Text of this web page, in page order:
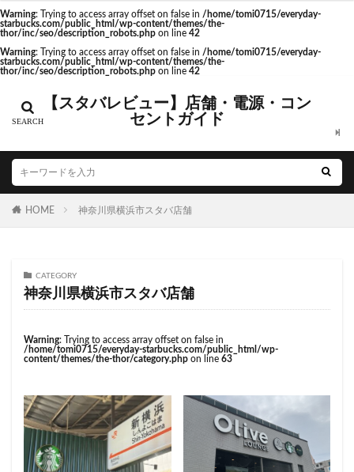
Warning: Trying to access array offset on false in /home/tomi0715/everyday-
starbucks.com/public_html/wp-content/themes/the-
thor/inc/seo/description_robots.php on line 42
Warning: Trying to access array offset on false in /home/tomi0715/everyday-
starbucks.com/public_html/wp-content/themes/the-
thor/inc/seo/description_robots.php on line 42
【スタバレビュー】店舗・電源・コン
セントガイド
HOME 神奈川県横浜市スタバ店舗
CATEGORY
神奈川県横浜市スタバ店舗
Warning: Trying to access array offset on false in
/home/tomi0715/everyday-starbucks.com/public_html/wp-
content/themes/the-thor/category.php on line 63
カテゴリー
タグ
Greener Stores JINS JR JR南武線
MIYASHITA PARK My フルーツ³ フラペチーノⓇ
Neighborhood and Coffee NEOPASA
starbucks
Teavana Think Lab TSUTAYA
あざみ野 おしゃれ お台場 お茶の水
ささしまライブ そごう千葉 そごう横浜
そよら横浜高田 たまプラーザ つくば
つくばエクスプレス つくば駅 にこにこテラス
ひばりヶ丘 ふじみ野 ふじみ野市 まとめ